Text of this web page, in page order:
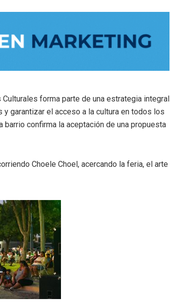
forma parte de una estrategia integral
garantizar el acceso a la cultura en todos los
confirma la aceptación de una propuesta
Choele Choel, acercando la feria, el arte